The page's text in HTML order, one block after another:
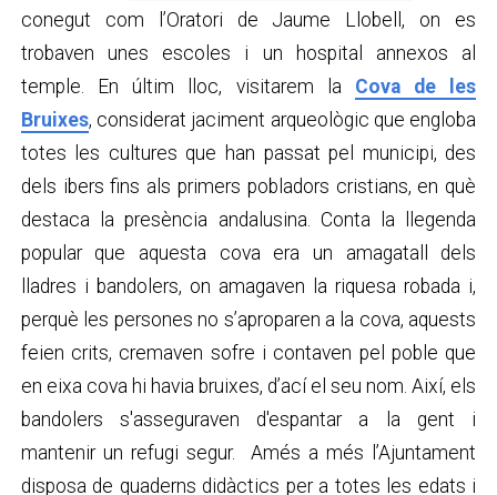
conegut com l’Oratori de Jaume Llobell, on es
trobaven unes escoles i un hospital annexos al
temple. En últim lloc, visitarem la Cova de les
Bruixes, considerat jaciment arqueològic que engloba
totes les cultures que han passat pel municipi, des
dels ibers fins als primers pobladors cristians, en què
destaca la presència andalusina. Conta la llegenda
popular que aquesta cova era un amagatall dels
lladres i bandolers, on amagaven la riquesa robada i,
perquè les persones no s’aproparen a la cova, aquests
feien crits, cremaven sofre i contaven pel poble que
en eixa cova hi havia bruixes, d’ací el seu nom. Així, els
bandolers s'asseguraven d'espantar a la gent i
mantenir un refugi segur. Amés a més l’Ajuntament
disposa de quaderns didàctics per a totes les edats i